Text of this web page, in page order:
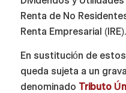
Renta de No
Renta Empresarial (IRE).
En sustitución de
queda sujeta a un
denominado Tributo